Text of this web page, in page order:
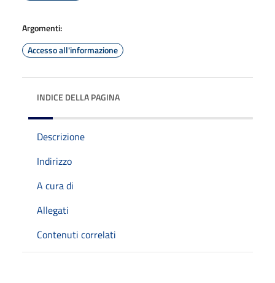
Argomenti:
Accesso all'informazione
INDICE DELLA PAGINA
Descrizione
Indirizzo
A cura di
Allegati
Contenuti correlati